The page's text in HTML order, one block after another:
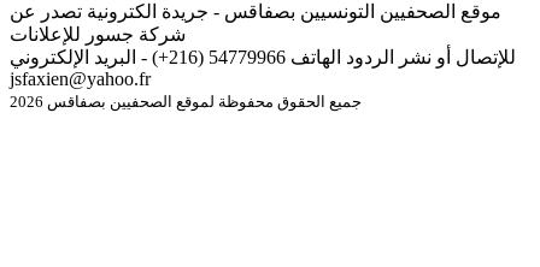
موقع الصحفيين التونسيين بصفاقس - جريدة الكترونية تصدر عن
شركة جسور للإعلانات
للإتصال أو نشر الردود الهاتف 54779966 (216+) - البريد الإلكتروني
jsfaxien@yahoo.fr
جميع الحقوق محفوظة لموقع الصحفيين بصفاقس 2026